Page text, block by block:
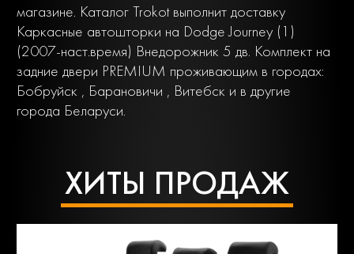
магазине. Каталог Trokot выполнит доставку
Каркасные автошторки на Dodge Journey (1)
(2007-наст.время) Внедорожник 5 дв. Комплект на
задние двери PREMIUM проживающим в городах:
Бобруйск , Барановичи , Витебск и в другие
города Беларуси.
ХИТЫ ПРОДАЖ